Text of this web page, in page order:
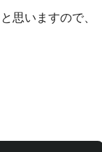
思いますので、